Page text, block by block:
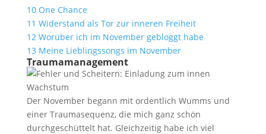
10 One Chance
11 Widerstand als Tor zur inneren Freiheit
12 Worüber ich im November gebloggt habe
13 Meine Lieblingssongs im November
Traumamanagement
Der November begann mit ordentlich Wumms und
einer Traumasequenz, die mich ganz schön
durchgeschüttelt hat. Gleichzeitig habe ich viel